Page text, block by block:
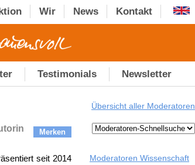
Wir News Kontakt
Testimonials Newsletter
Merken
seit 2014
Übersicht aller Moderatoren
Moderatoren Wissenschaft